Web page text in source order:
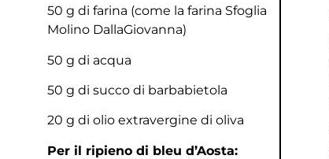
50 g di farina (come la farina Sfoglia
Molino DallaGiovanna)
50 g di acqua
50 g di succo di barbabietola
20 g di olio extravergine di oliva
Per il ripieno di bleu d’Aosta: